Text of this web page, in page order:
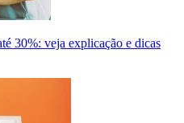
30%: veja explicação e dicas